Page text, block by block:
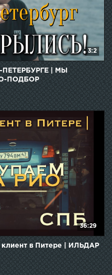
3:2
| МЫ
ПОДБОР
36:29
в Питере | ИЛЬДАР